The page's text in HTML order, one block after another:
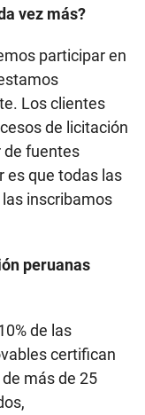
vez más?
participar en
Los clientes
de licitación
de fuentes
es que todas las
inscribamos
peruanas
de las
certifican
más de 25